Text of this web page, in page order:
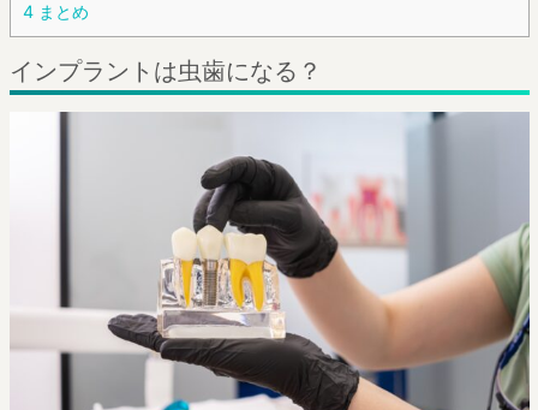
4まとめ
インプラントは虫歯になる？